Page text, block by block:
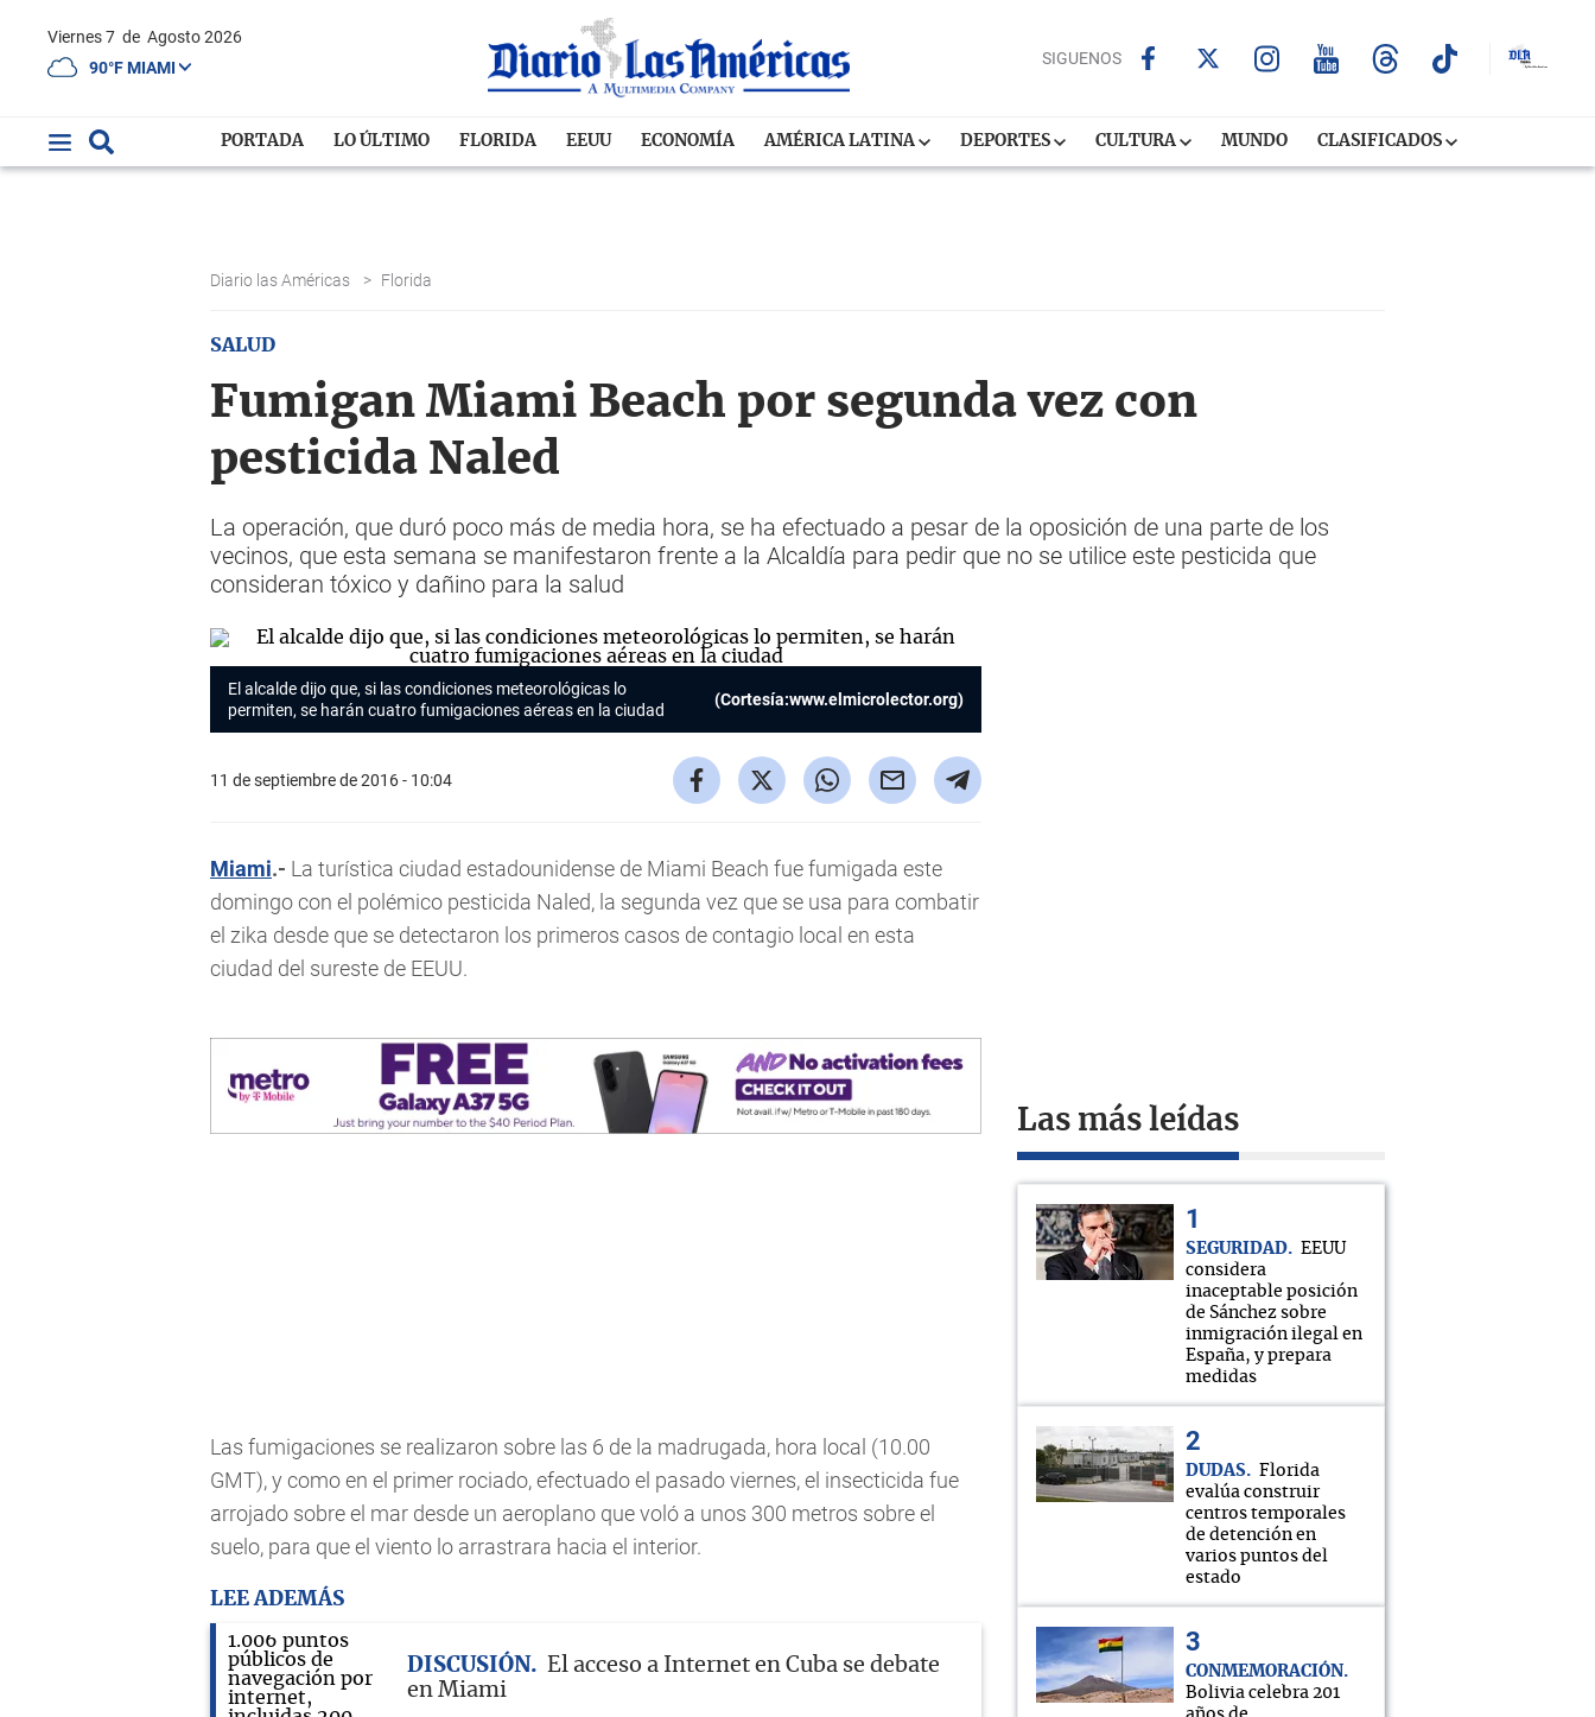
Viernes 7 de Agosto 2026
90°F MIAMI
SIGUENOS
PORTADA LO ÚLTIMO FLORIDA EEUU ECONOMÍA AMÉRICA LATINA DEPORTES CULTURA MUNDO CLASIFICADOS
Diario las Américas > Florida
SALUD
Fumigan Miami Beach por segunda vez con
pesticida Naled
La operación, que duró poco más de media hora, se ha efectuado a pesar de la oposición de una parte de los
vecinos, que esta semana se manifestaron frente a la Alcaldía para pedir que no se utilice este pesticida que
consideran tóxico y dañino para la salud
El alcalde dijo que, si las condiciones meteorológicas lo
permiten, se harán cuatro fumigaciones aéreas en la ciudad
(Cortesía:www.elmicrolector.org)
11 de septiembre de 2016 - 10:04
Miami.- La turística ciudad estadounidense de Miami Beach fue fumigada este
domingo con el polémico pesticida Naled, la segunda vez que se usa para combatir
el zika desde que se detectaron los primeros casos de contagio local en esta
ciudad del sureste de EEUU.
Las fumigaciones se realizaron sobre las 6 de la madrugada, hora local (10.00
GMT), y como en el primer rociado, efectuado el pasado viernes, el insecticida fue
arrojado sobre el mar desde un aeroplano que voló a unos 300 metros sobre el
suelo, para que el viento lo arrastrara hacia el interior.
LEE ADEMÁS
DISCUSIÓN
El acceso a Internet en Cuba se debate
en Miami
Las más leídas
SEGURIDAD
EEUU
considera
inaceptable posición
de Sánchez sobre
inmigración ilegal en
España, y prepara
medidas
DUDAS
Florida
evalúa construir
centros temporales
de detención en
varios puntos del
estado
CONMEMORACIÓN
Bolivia celebra 201